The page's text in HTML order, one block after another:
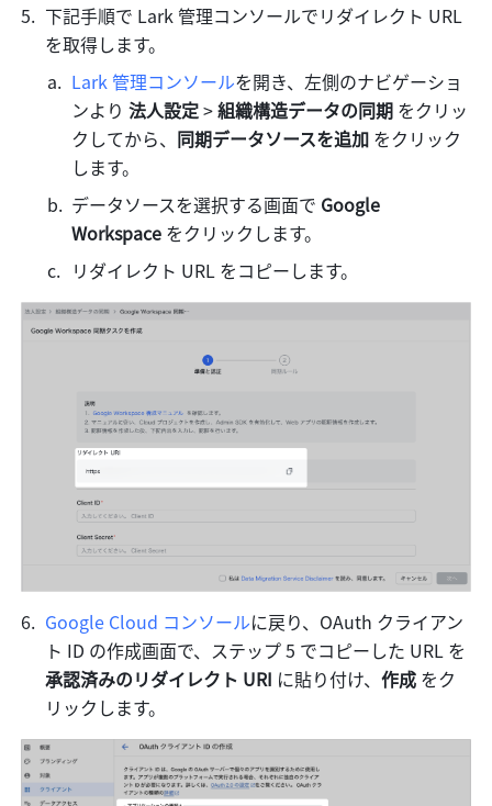
下記手順で Lark 管理コンソールでリダイレクト URL
を取得します。
Lark 管理コンソールを開き、左側のナビゲーショ
ンより 法人設定 > 組織構造データの同期 をクリッ
クしてから、 同期データソースを追加 をクリック
します。
データソースを選択する画面で Google
Workspace をクリックします。
リダイレクト URL をコピーします。
Google Cloud コンソールに戻り、OAuth クライアン
承認済みのリダイレクト URI に貼り付け、作成 をク
リックします。